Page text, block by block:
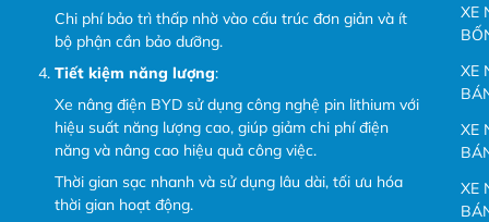
Chi phí bảo trì thấp nhờ vào cấu trúc đơn giản và ít
bộ phận cần bảo dưỡng.
Tiết kiệm năng lượng:
Xe nâng điện BYD sử dụng công nghệ pin lithium với
hiệu suất năng lượng cao, giúp giảm chi phí điện
năng và nâng cao hiệu quả công việc.
Thời gian sạc nhanh và sử dụng lâu dài, tối ưu hóa
thời gian hoạt động.
XE
XE
XE
XE